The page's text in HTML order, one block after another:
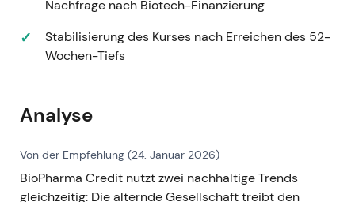
2025; der Markt behandelt BPCR zunehmend
als ausschüttungsgetriebenes Value-
Proposition (Kurserholung plus anhaltender
Abschlagskompression gegenüber dem
späten 2025; die technische Ausgangslage ist
bis 2025.
Nachfrage nach Biotech-Finanzierung
Stabilisierung des Kurses nach Erreichen des 52-
Wochen-Tiefs
Analyse
Von der Empfehlung (24. Januar 2026)
BioPharma Credit nutzt zwei nachhaltige Trends
gleichzeitig: Die alternde Gesellschaft treibt den